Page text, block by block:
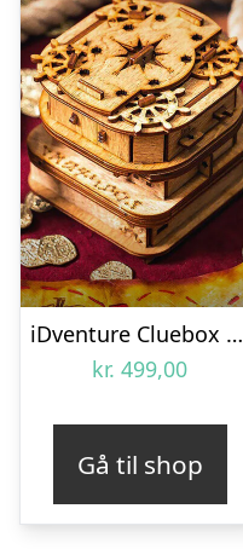
iDventure Cluebox Davy Jones Locker
kr. 499,00
Gå til shop